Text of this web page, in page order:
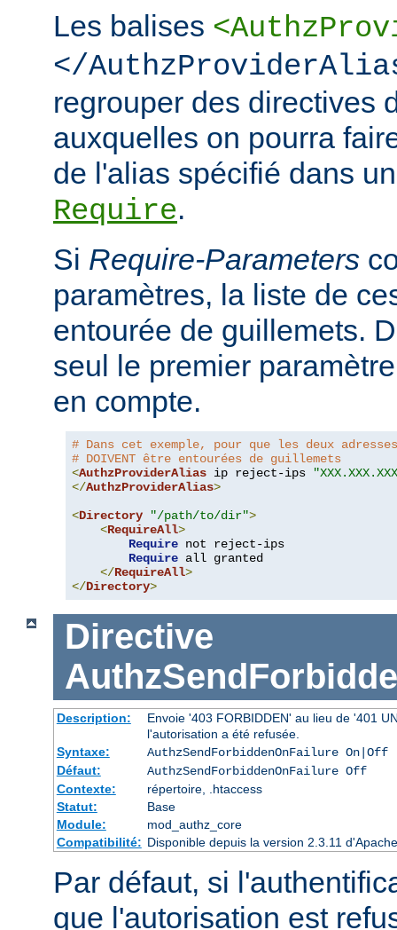
Les balises
</
regrouper des directives
auxquelles on pourra
de l'alias spécifié dans
Require.
Si Require-Parameters
paramètres, la liste de
entourée de guillemets.
seul le premier
en compte.
# Dans cet exemple, pour que les deux
# DOIVENT être entourées de guillemets
<AuthzProviderAlias ip reject-ips
</AuthzProviderAlias>
<Directory "/path/to/dir">
<RequireAll>
Require not reject-ips
Require all granted
</RequireAll>
</Directory>
Directive
Description:
Envoie '403 FORBIDDEN' au lieu de '401
l'autorisation a été refusée.
Syntaxe:
AuthzSendForbiddenOnFailure On|Off
Défaut:
AuthzSendForbiddenOnFailure Off
Contexte:
répertoire, .htaccess
Statut:
Base
Module:
mod_authz_core
Compatibilité: Disponible depuis la version 2.3.11
Par défaut, si
que l'autorisation est